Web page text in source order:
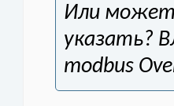
Или может
указать?
modbus